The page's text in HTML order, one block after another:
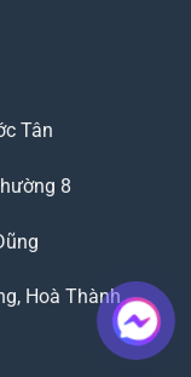
Tân
8
Hoà Thành